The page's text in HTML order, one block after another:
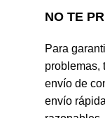
NO TE
Para
problemas,
envío de
envío